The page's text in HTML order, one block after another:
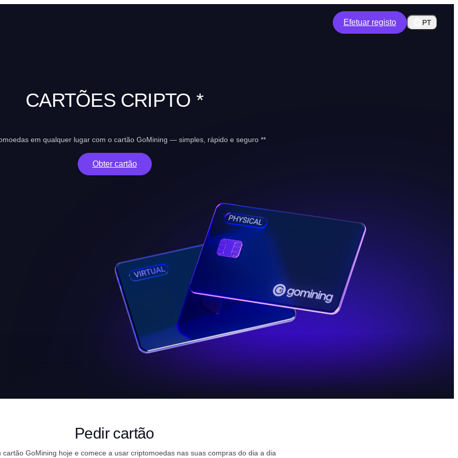
Efetuar registo PT
CARTÕES CRIPTO *
em qualquer lugar com o cartão GoMining — simples, rápido e seguro **
Obter cartão
Pedir cartão
cartão GoMining hoje e comece a usar criptomoedas nas suas compras do dia a dia